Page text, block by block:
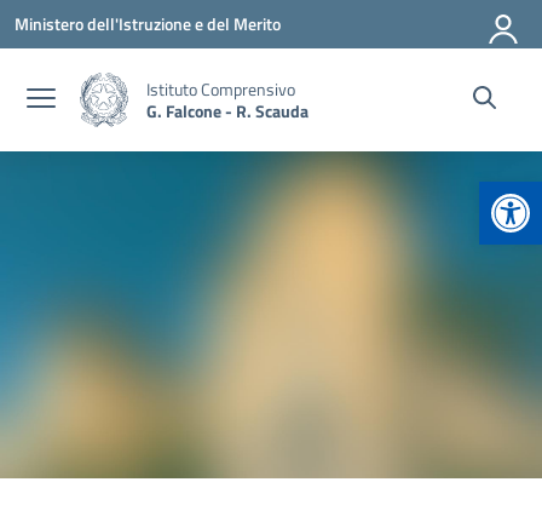
Vai ai contenuti
Vai al menu di navigazione
Vai al footer
Ministero dell'Istruzione e del Merito
Istituto Comprensivo
G. Falcone - R. Scauda